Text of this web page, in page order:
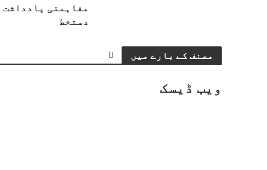
مفاہمتی یادداشت
دستخط
مصنف کے بارے میں
ویب ڈیسک